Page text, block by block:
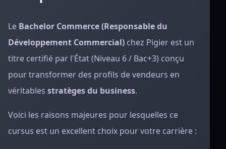
Le Bachelor Commerce (Responsable du
Développement Commercial) chez Pigier est un
titre certifié par l'État (Niveau 6 / Bac+3) conçu
pour transformer des profils de vendeurs en
véritables stratèges du business.
Voici les raisons majeures pour lesquelles ce
cursus est un excellent choix pour votre carrière :